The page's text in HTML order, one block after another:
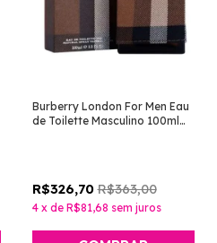
Burberry London For Men Eau
de Toilette Masculino 100ml
R$326,70 R$363,00
4 x de R$81,68 sem juros